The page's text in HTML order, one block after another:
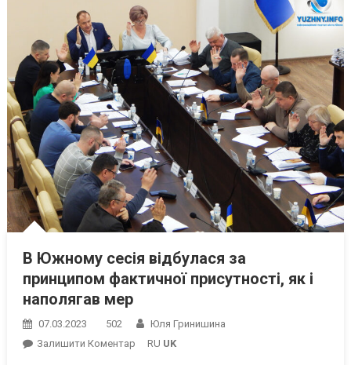
В Южному сесія відбулася за
принципом фактичної присутності, як і
наполягав мер
07.03.2023 502
Юля Гринишина
Залишити КоментарOn RU UK